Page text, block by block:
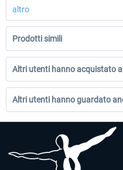
altro
Prodotti simili
Altri utenti hanno acquistato
Altri utenti hanno guardato